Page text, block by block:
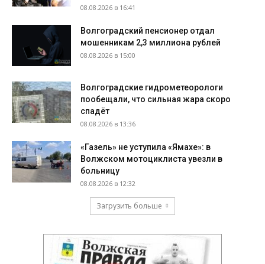
08.08.2026 в 16:41
Волгоградский пенсионер отдал
мошенникам 2,3 миллиона рублей
08.08.2026 в 15:00
Волгоградские гидрометеорологи
пообещали, что сильная жара скоро
спадёт
08.08.2026 в 13:36
«Газель» не уступила «Ямахе»: в
Волжском мотоциклиста увезли в
больницу
08.08.2026 в 12:32
Загрузить больше